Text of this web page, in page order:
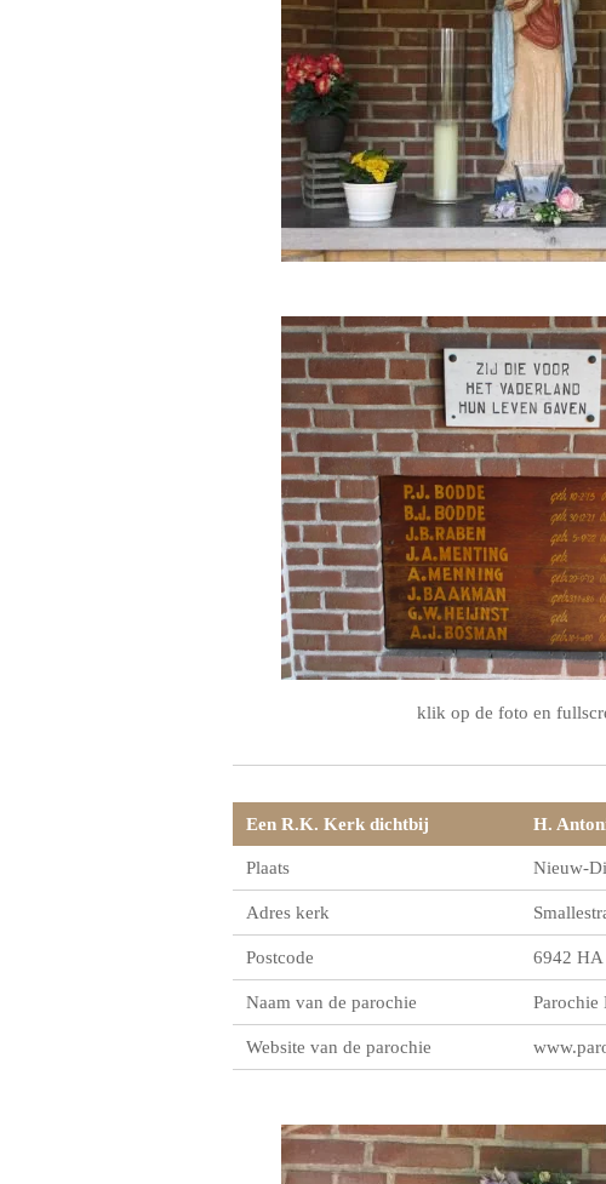
klik op de foto en
Een R.K. Kerk dichtbij H.
Plaats Nieuw-
Adres kerk
Postcode 6942 HA
Naam van de parochie Parochie
Website van de parochie